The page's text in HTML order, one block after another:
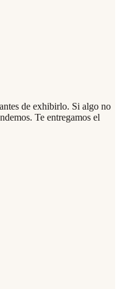
de exhibirlo. Si algo no
Te entregamos el